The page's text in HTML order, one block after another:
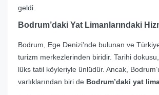
geldi.
Bodrum’daki Yat Limanlarındaki
Bodrum, Ege Denizi’nde bulunan ve
turizm merkezlerinden biridir. Tarihi
lüks tatil köyleriyle ünlüdür. Ancak,
varlıklarından biri de Bodrum’daki yat